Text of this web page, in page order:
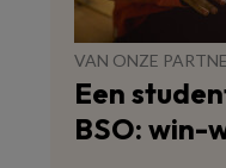
VAN ONZE
Een
BSO: win-